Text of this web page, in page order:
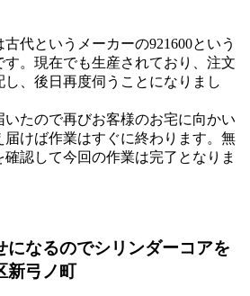
代というメーカーの921600という
す。現在でも生産されており、注文
、後日再度伺うことになりまし
いたので再びお客様のお宅に向かい
届けば作業はすぐに終わります。無
認して今回の作業は完了となりま
になるのでシリンダーコアを
新弓ノ町